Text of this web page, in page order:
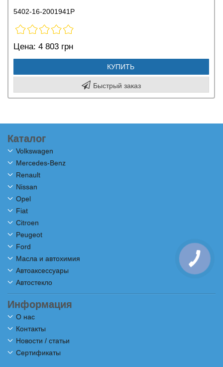
5402-16-2001941P
Цена: 4 803 грн
КУПИТЬ
Быстрый заказ
Каталог
Volkswagen
Mercedes-Benz
Renault
Nissan
Opel
Fiat
Citroen
Peugeot
Ford
Масла и автохимия
Автоаксессуары
Автостекло
Информация
О нас
Контакты
Новости / статьи
Сертификаты